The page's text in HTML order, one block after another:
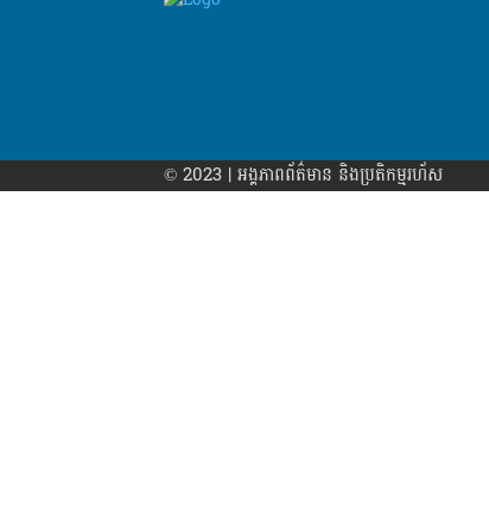
© 2023 | អង្គភាព​ព័ត៌មាន​ និងប្រតិកម្មរហ័ស